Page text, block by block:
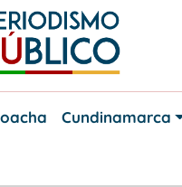
Cundinamarca